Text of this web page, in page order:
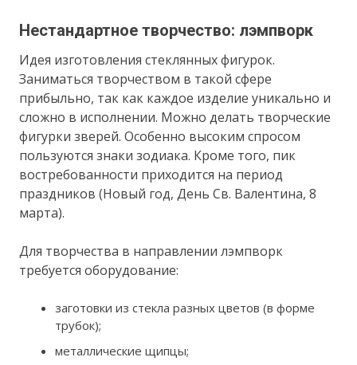
Нестандартное творчество: лэмпворк
Идея изготовления стеклянных фигурок.
Заниматься творчеством в такой сфере
прибыльно, так как каждое изделие уникально и
сложно в исполнении. Можно делать творческие
фигурки зверей. Особенно высоким спросом
пользуются знаки зодиака. Кроме того, пик
востребованности приходится на период
праздников (Новый год, День Св. Валентина, 8
марта).
Для творчества в направлении лэмпворк
требуется оборудование:
заготовки из стекла разных цветов (в форме
трубок);
металлические щипцы;